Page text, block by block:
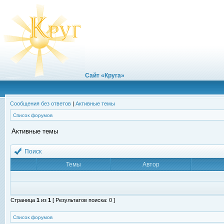
Сайт «Круга»
Сообщения без ответов | Активные темы
Список форумов
Активные темы
Поиск
Темы
Автор
Страница 1 из 1 [ Результатов поиска: 0 ]
Список форумов